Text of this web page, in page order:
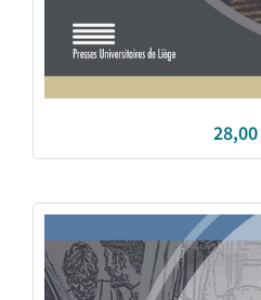
28,00